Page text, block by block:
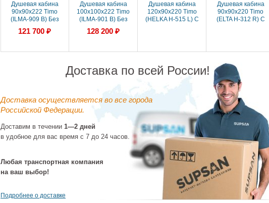
Душевая кабина
90x90x222 Timo
(ILMA-909 B) Без
гидромассажа, акрил,
Поддон низкий
121 700 ₽
Душевая кабина
100x100x222 Timo
(ILMA-901 B) Без
гидромассажа, акрил,
Поддон низкий
128 200 ₽
Душевая кабина
120x90x220 Timo
(HELKA Н-515 L) С
Душевая кабина
90x90x220 Timo
(ELTA H-312 R) С
Душевая кабина
гидромассажем,
акрил, Поддон низкий
Душевая кабина
гидромассажа, акрил,
122 600 ₽
Душевая кабина
120x90x220 Timo
(HELKA Н-515 R) С
гидромассажем,
акрил, Поддон низкий
Душевая кабина
120x90x220 Timo
(PURO Н-511 L) С
гидромассажем,
акрил, Поддон низкий
Доставка по всей России!
Доставка осуществляется во все города
Российской Федерации.
Доставим в течении 1—2 дней
в удобное для вас время с 7 до 24 часов.
Любая транспортная компания
на ваш выбор!
Подробнее о доставке